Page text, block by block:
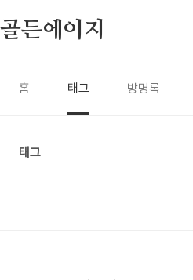
골든에이지
홈 태그 방명록
태그